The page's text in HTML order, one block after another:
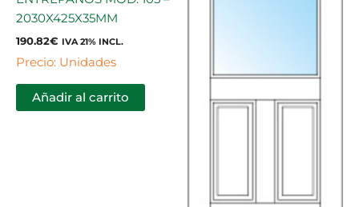
2030X425X35MM
190.82€ IVA 21% INCL.
Precio: Unidades
Añadir al carrito